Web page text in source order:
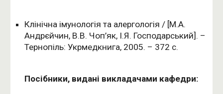
Клінічна імунологія та алергологія / [М.А.
Андрєйчин, В.В. Чоп’як, І.Я. Господарський]. –
Тернопіль: Укрмедкнига, 2005. – 372 с.
Посібники, видані викладачами кафедри: